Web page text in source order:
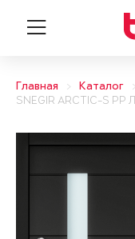
Главная
Каталог
SNEGIR ARCTIC-S